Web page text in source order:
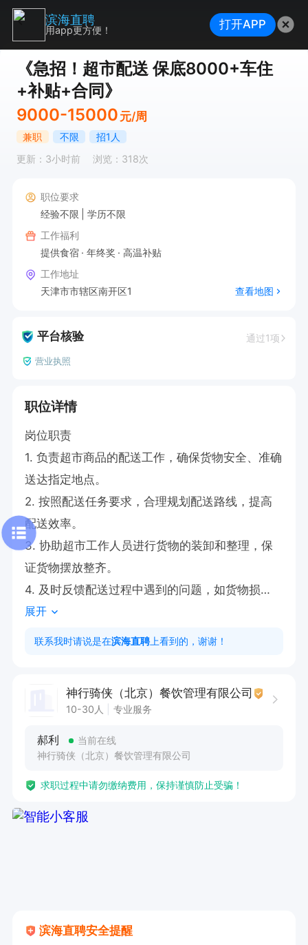
《急招！超市配送 保底8000+车住
+补贴+合同》
9000-15000 元/周
兼职 不限
招1人
更新：3小时前
浏览：318次
职位要求
经验不限
学历不限
工作福利
提供食宿
年终奖
高温补贴
工作地址
天津市市辖区南开区1
查看地图
平台核验 通过1项
营业执照
职位详情
岗位职责
1. 负责超市商品的配送工作，确保货物安全、准确
送达指定地点。
2. 按照配送任务要求，合理规划配送路线，提高
配送效率。
3. 协助超市工作人员进行货物的装卸和整理，保
证货物摆放整齐。
4. 及时反馈配送过程中遇到的问题，如货物损
坏、交通堵塞等。
超市工作人员有效沟通。
配送任务。
3. 熟练掌握驾驶技能，持有有效的驾驶证，能安
全驾驶配送车辆。
4. 能够适应灵活的工作时间安排，根据个人情况
展开
联系我时请说是在滨海直聘 上看到的，谢谢！
神行骑侠（北京）餐饮管理有限公司
10-30人 专业服务
郝利
当前在线
神行骑侠（北京）餐饮管理有限公司
求职过程中请勿缴纳费用，保持谨慎防止受骗！
滨海直聘安全提醒
滨海直聘
用app更方便！ 打开APP